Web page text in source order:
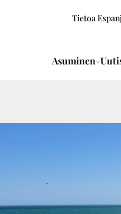
Tietoa
Asuminen